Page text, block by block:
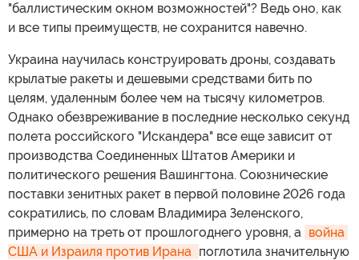
"баллистическим окном возможностей"? Ведь оно, как
и все типы преимуществ, не сохранится навечно.
Украина научилась конструировать дроны, создавать
крылатые ракеты и дешевыми средствами бить по
целям, удаленным более чем на тысячу километров.
Однако обезвреживание в последние несколько секунд
полета российского "Искандера" все еще зависит от
производства Соединенных Штатов Америки и
политического решения Вашингтона. Союзнические
поставки зенитных ракет в первой половине 2026 года
сократились, по словам Владимира Зеленского,
примерно на треть от прошлогоднего уровня, а война
США и Израиля против Ирана поглотила значительную